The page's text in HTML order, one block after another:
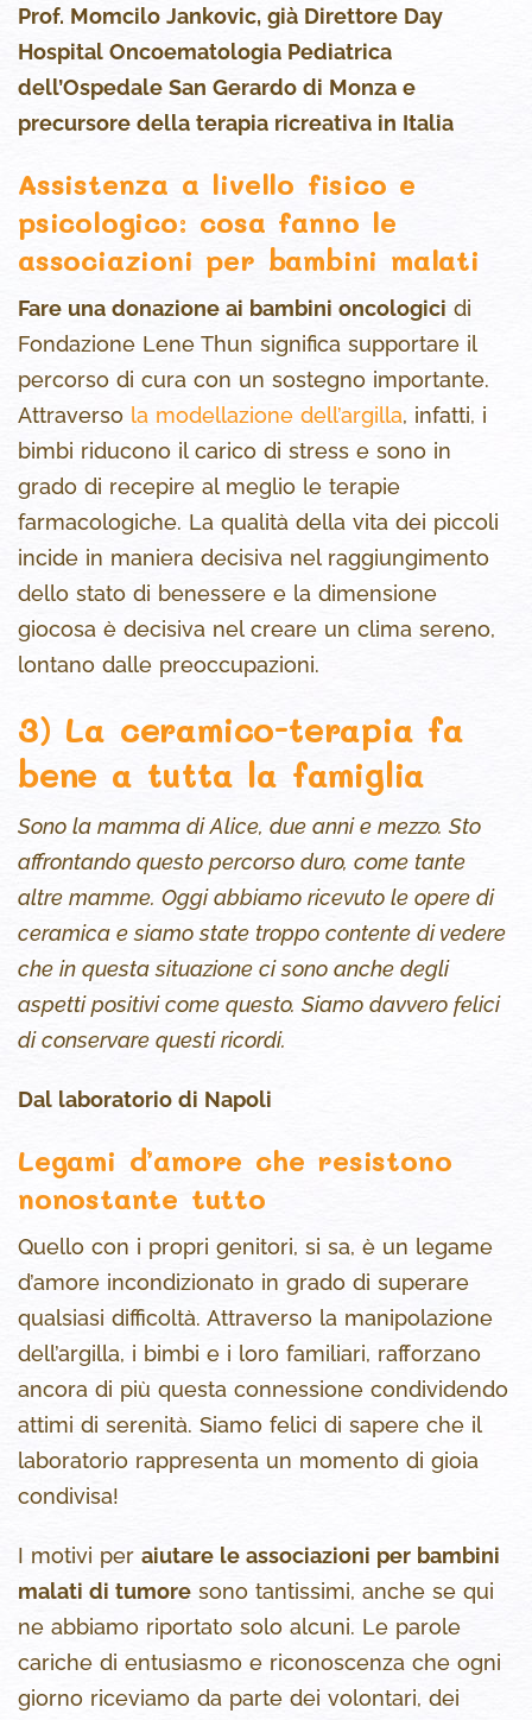
Prof. Momcilo Jankovic, già Direttore Day
Hospital Oncoematologia Pediatrica
dell’Ospedale San Gerardo di Monza e
precursore della terapia ricreativa in Italia
Assistenza a livello fisico e
psicologico: cosa fanno le
associazioni per bambini malati
Fare una donazione ai bambini oncologici di
Fondazione Lene Thun significa supportare il
percorso di cura con un sostegno importante.
Attraverso la modellazione dell’argilla, infatti, i
bimbi riducono il carico di stress e sono in
grado di recepire al meglio le terapie
farmacologiche. La qualità della vita dei piccoli
incide in maniera decisiva nel raggiungimento
dello stato di benessere e la dimensione
giocosa è decisiva nel creare un clima sereno,
lontano dalle preoccupazioni.
3) La ceramico-terapia fa
bene a tutta la famiglia
Sono la mamma di Alice, due anni e mezzo. Sto
affrontando questo percorso duro, come tante
altre mamme. Oggi abbiamo ricevuto le opere di
ceramica e siamo state troppo contente di vedere
che in questa situazione ci sono anche degli
aspetti positivi come questo. Siamo davvero felici
di conservare questi ricordi.
Dal laboratorio di Napoli
Legami d’amore che resistono
nonostante tutto
Quello con i propri genitori, si sa, è un legame
d’amore incondizionato in grado di superare
qualsiasi difficoltà. Attraverso la manipolazione
dell’argilla, i bimbi e i loro familiari, rafforzano
ancora di più questa connessione condividendo
attimi di serenità. Siamo felici di sapere che il
laboratorio rappresenta un momento di gioia
condivisa!
I motivi per aiutare le associazioni per bambini
malati di tumore sono tantissimi, anche se qui
ne abbiamo riportato solo alcuni. Le parole
cariche di entusiasmo e riconoscenza che ogni
giorno riceviamo da parte dei volontari, dei